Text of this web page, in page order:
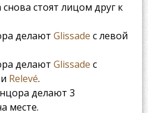
стоят лицом друг к
делают Glissade с левой
делают Glissade с
Relevé.
делают 3
месте.